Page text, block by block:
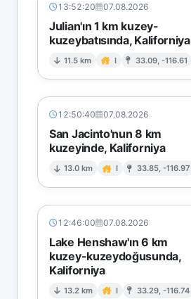
13:52:20 07.08.2026
Julian'ın 1 km kuzey-
kuzeybatısında, Kaliforniya
11.5 km I 33.09, -116.61
12:50:40 07.08.2026
San Jacinto'nun 8 km
kuzeyinde, Kaliforniya
13.0 km I 33.85, -116.97
12:46:00 07.08.2026
Lake Henshaw'ın 6 km
kuzey-kuzeydoğusunda,
Kaliforniya
13.2 km I 33.29, -116.74